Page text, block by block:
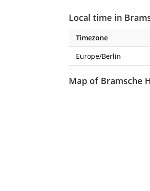
Local time in
Timezone
Europe/Berlin
Map of Bramsche